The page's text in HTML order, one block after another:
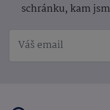
schránku, kam